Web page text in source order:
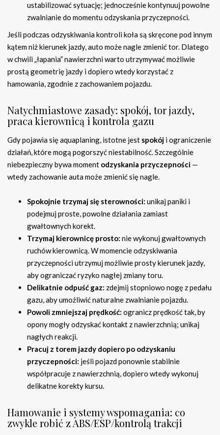
ustabilizować sytuację; jednocześnie kontynuuj powolne
zwalnianie do momentu odzyskania przyczepności.
Jeśli podczas odzyskiwania kontroli koła są skręcone pod innym
kątem niż kierunek jazdy, auto może nagle zmienić tor. Dlatego
w chwili „łapania” nawierzchni warto utrzymywać możliwie
prostą geometrię jazdy i dopiero wtedy korzystać z
hamowania, zgodnie z zachowaniem pojazdu.
Natychmiastowe zasady: spokój, tor jazdy,
praca kierownicą i kontrola gazu
Gdy pojawia się aquaplaning, istotne jest spokój i ograniczenie
działań, które mogą pogorszyć niestabilność. Szczególnie
niebezpieczny bywa moment odzyskania przyczepności —
wtedy zachowanie auta może zmienić się nagle.
Spokojnie trzymaj się sterowności: unikaj paniki i
podejmuj proste, powolne działania zamiast
gwałtownych korekt.
Trzymaj kierownicę prosto: nie wykonuj gwałtownych
ruchów kierownicą. W momencie odzyskiwania
przyczepności utrzymuj możliwie prosty kierunek jazdy,
aby ograniczać ryzyko nagłej zmiany toru.
Delikatnie odpuść gaz: zdejmij stopniowo nogę z pedału
gazu, aby umożliwić naturalne zwalnianie pojazdu.
Powoli zmniejszaj prędkość: ogranicz prędkość tak, by
opony mogły odzyskać kontakt z nawierzchnią; unikaj
nagłych reakcji.
Pracuj z torem jazdy dopiero po odzyskaniu
przyczepności: jeśli pojazd ponownie stabilnie
współpracuje z nawierzchnią, dopiero wtedy wykonuj
delikatne korekty kursu.
Hamowanie i systemy wspomagania: co
zwykle robić z ABS/ESP/kontrolą trakcji